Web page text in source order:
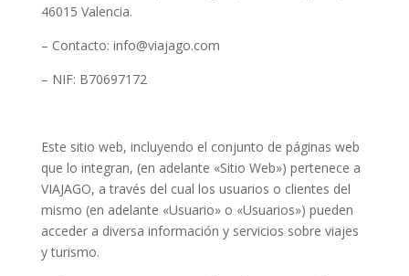
46015 Valencia.
– Contacto: info@viajago.com
– NIF: B70697172
Este sitio web, incluyendo el conjunto de páginas web
que lo integran, (en adelante «Sitio Web») pertenece a
VIAJAGO, a través del cual los usuarios o clientes del
mismo (en adelante «Usuario» o «Usuarios») pueden
acceder a diversa información y servicios sobre viajes
y turismo.